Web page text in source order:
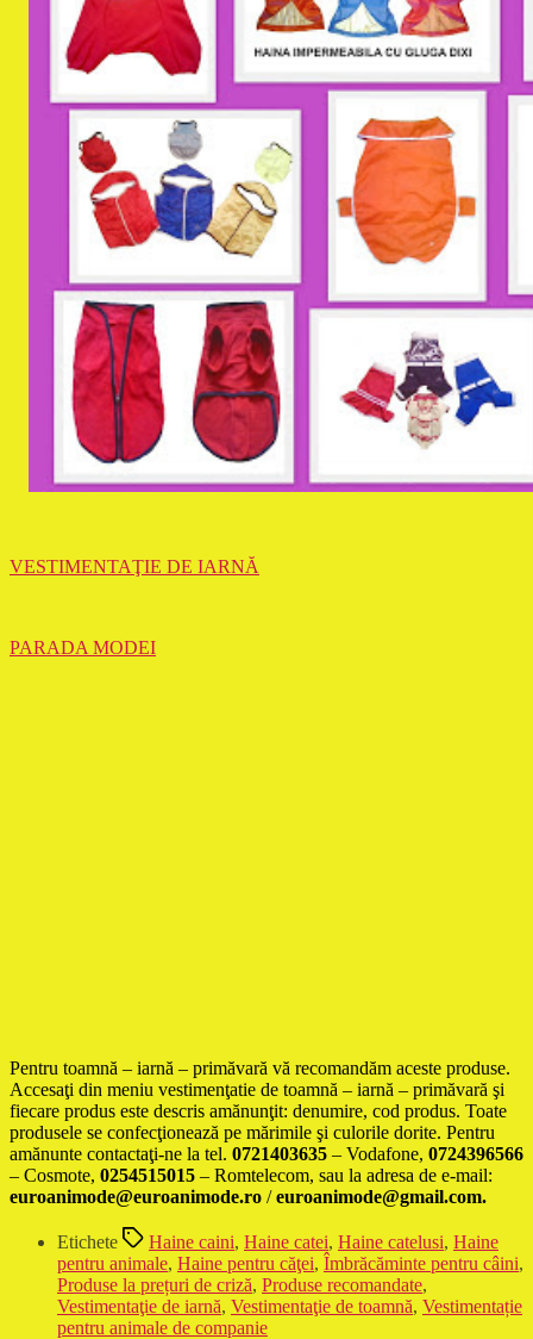
VESTIMENTAŢIE DE IARNĂ
PARADA MODEI
Pentru toamnă – iarnă – primăvară vă recomandăm aceste produse.
Accesaţi din meniu vestimenţatie de toamnă – iarnă – primăvară şi
fiecare produs este descris amănunţit: denumire, cod produs. Toate
produsele se confecţionează pe mărimile şi culorile dorite. Pentru
amănunte contactaţi-ne la tel. 0721403635 – Vodafone, 0724396566
– Cosmote, 0254515015 – Romtelecom, sau la adresa de e-mail:
euroanimode@euroanimode.ro /euroanimode@gmail.com.
Etichete Haine caini, Haine catei, Haine catelusi, Haine
pentru animale, Haine pentru căţei, Îmbrăcăminte pentru câini,
Produse la prețuri de criză, Produse recomandate,
Vestimentaţie de iarnă, Vestimentaţie de toamnă, Vestimentație
pentru animale de companie